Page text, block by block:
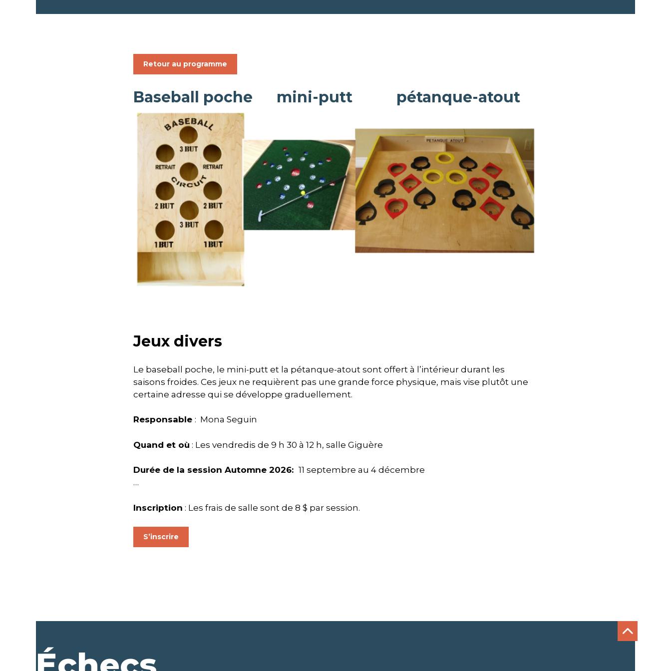
Retour au programme
Baseball poche mini-putt pétanque-atout
Jeux divers
Le baseball poche, le mini-putt et la pétanque-atout sont offert à l’intérieur durant les
saisons froides. Ces jeux ne requièrent pas une grande force physique, mais vise plutôt une
certaine adresse qui se développe graduellement.
Responsable : Mona Seguin
Quand et où : Les vendredis de 9 h 30 à 12 h, salle Giguère
Durée de la session Automne 2026: 11 septembre au 4 décembre
…
Inscription : Les frais de salle sont de 8 $ par session.
S’inscrire